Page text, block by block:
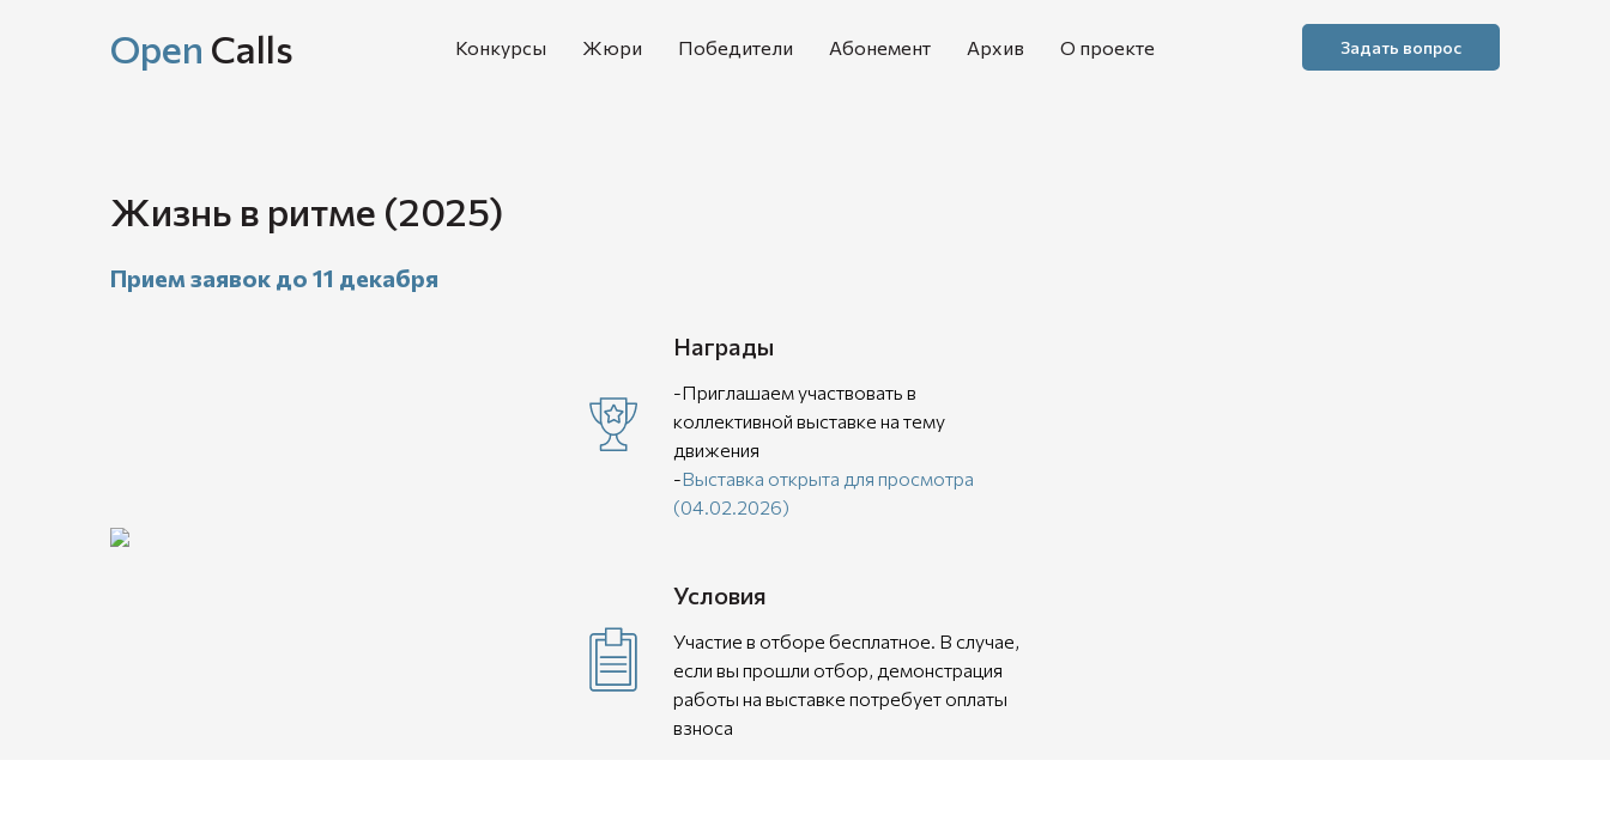
Open Calls Конкурсы Жюри Победители Абонемент Архив О проекте Задать вопрос
Жизнь в ритме (2025)
Прием заявок до 11 декабря
Награды
-Приглашаем участвовать в
коллективной выставке на тему
движения
-Выставка открыта для просмотра
(04.02.2026)
Условия
Участие в отборе бесплатное. В случае,
если вы прошли отбор, демонстрация
работы на выставке потребует оплаты
взноса